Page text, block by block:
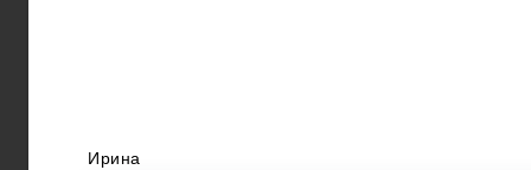
Судебные приставы